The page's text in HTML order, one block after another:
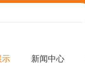
示 新闻中心